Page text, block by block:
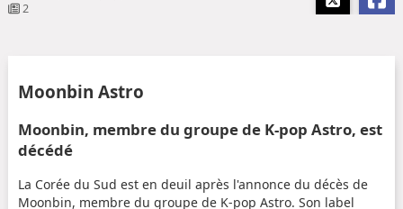
2
Moonbin Astro
Moonbin, membre du groupe de K-pop Astro, est
décédé
La Corée du Sud est en deuil après l'annonce du décès de
Moonbin, membre du groupe de K-pop Astro. Son label
Share this widget